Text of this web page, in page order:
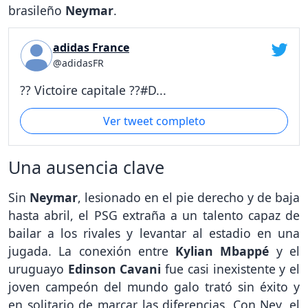
brasileño Neymar.
adidas France
@adidasFR
?? Victoire capitale ??#D...
Ver tweet completo
Una ausencia clave
Sin Neymar, lesionado en el pie derecho y de baja
hasta abril, el PSG extraña a un talento capaz de
bailar a los rivales y levantar al estadio en una
jugada. La conexión entre Kylian Mbappé y el
uruguayo Edinson Cavani fue casi inexistente y el
joven campeón del mundo galo trató sin éxito y
en solitario de marcar las diferencias. Con Ney, el